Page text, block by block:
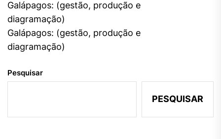
Galápagos: (gestão, produção e
diagramação)
Galápagos: (gestão, produção e
diagramação)
Pesquisar
PESQUISAR